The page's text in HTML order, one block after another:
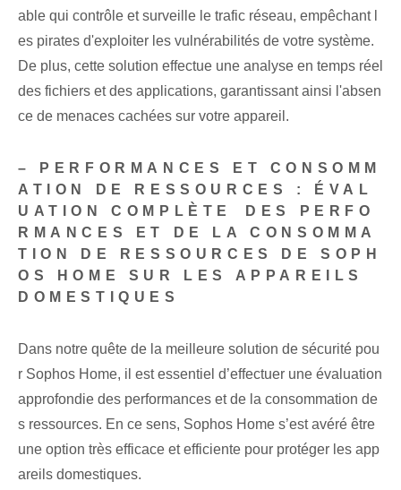
able qui contrôle et surveille le trafic réseau, empêchant l
es pirates d'exploiter les vulnérabilités de votre système.
De plus, cette solution effectue une analyse en temps réel
des fichiers⁣ et des applications, garantissant ainsi l'absen
ce de menaces cachées sur votre appareil.
– PERFORMANCES ET CONSOMM
ATION DE RESSOURCES : ÉVAL
UATION COMPLÈTE ⁢DES PERFO
RMANCES ET DE LA CONSOMMA
TION DE RESSOURCES DE SOPH
OS HOME SUR LES APPAREILS
DOMESTIQUES
Dans notre quête de la meilleure solution de sécurité pou
r Sophos Home, il est essentiel d’effectuer une évaluation
approfondie des performances et de la consommation de
s ressources. En ce sens, Sophos ‌Home s’est avéré être
une option ‌très ‌efficace et⁢ efficiente pour protéger les app
areils domestiques.